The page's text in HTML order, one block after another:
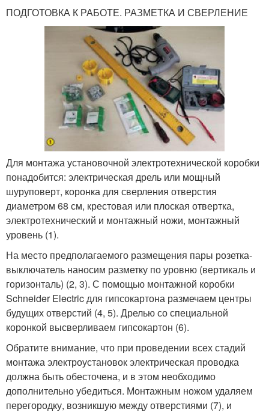
ПОДГОТОВКА К РАБОТЕ. РАЗМЕТКА И СВЕРЛЕНИЕ
Для монтажа установочной электротехнической коробки
понадобится: электрическая дрель или мощный
шуруповерт, коронка для сверления отверстия
диаметром 68 см, крестовая или плоская отвертка,
электротехнический и монтажный ножи, монтажный
уровень (1).
На место предполагаемого размещения пары розетка-
выключатель наносим разметку по уровню (вертикаль и
горизонталь) (2, 3). С помощью монтажной коробки
Schneider Electric для гипсокартона размечаем центры
будущих отверстий (4, 5). Дрелью со специальной
коронкой высверливаем гипсокартон (6).
Обратите внимание, что при проведении всех стадий
монтажа электроустановок электрическая проводка
должна быть обесточена, и в этом необходимо
дополнительно убедиться. Монтажным ножом удаляем
перегородку, возникшую между отверстиями (7), и